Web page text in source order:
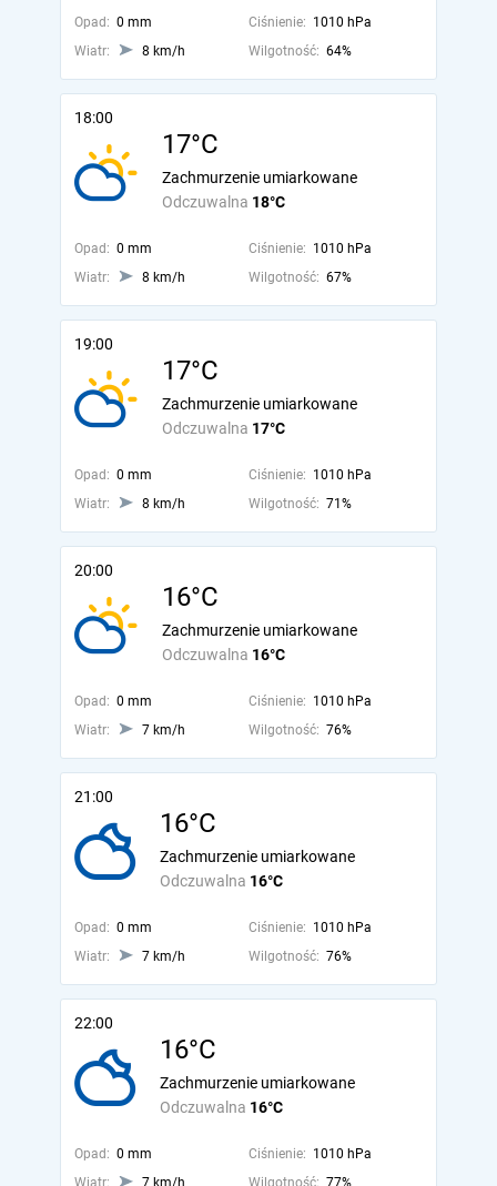
Opad: 0 mm Ciśnienie: 1010 hPa
Wiatr:
8 km/h Wilgotność: 64%
18:00
17°C
Odczuwalna 18°C
Zachmurzenie umiarkowane
Opad: 0 mm Ciśnienie: 1010 hPa
Wiatr:
8 km/h Wilgotność: 67%
19:00
17°C
Odczuwalna 17°C
Zachmurzenie umiarkowane
Opad: 0 mm Ciśnienie: 1010 hPa
Wiatr:
8 km/h Wilgotność: 71%
20:00
16°C
Odczuwalna 16°C
Zachmurzenie umiarkowane
Opad: 0 mm Ciśnienie: 1010 hPa
Wiatr:
7 km/h Wilgotność: 76%
21:00
16°C
Odczuwalna 16°C
Zachmurzenie umiarkowane
Opad: 0 mm Ciśnienie: 1010 hPa
Wiatr:
7 km/h Wilgotność: 76%
22:00
16°C
Odczuwalna 16°C
Zachmurzenie umiarkowane
Opad: 0 mm Ciśnienie: 1010 hPa
Wiatr:
7 km/h Wilgotność: 77%